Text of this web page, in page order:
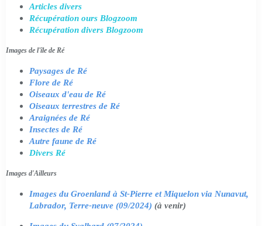
Articles divers
Récupération ours Blogzoom
Récupération divers Blogzoom
Images de l'île de Ré
Paysages de Ré
Flore de Ré
Oiseaux d'eau de Ré
Oiseaux terrestres de Ré
Araignées de Ré
Insectes de Ré
Autre faune de Ré
Divers Ré
Images d'Ailleurs
Images du Groenland à St-Pierre et Miquelon via Nunavut,
Labrador, Terre-neuve (09/2024) (à venir)